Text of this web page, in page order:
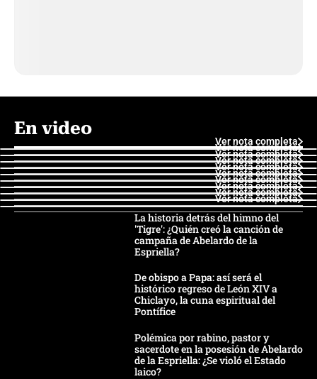
En video
Ver nota completa
Ver nota completa
Ver nota completa
Ver nota completa
Ver nota completa
Ver nota completa
Ver nota completa
Ver nota completa
Ver nota completa
Ver nota completa
La historia detrás del himno del
'Tigre': ¿Quién creó la canción de
campaña de Abelardo de la
Espriella?
De obispo a Papa: así será el
histórico regreso de León XIV a
Chiclayo, la cuna espiritual del
Pontífice
Polémica por rabino, pastor y
sacerdote en la posesión de Abelardo
de la Espriella: ¿Se violó el Estado
laico?